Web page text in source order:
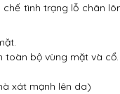
tình trạng lỗ chân
toàn bộ vùng mặt và cổ.
xát mạnh lên da)